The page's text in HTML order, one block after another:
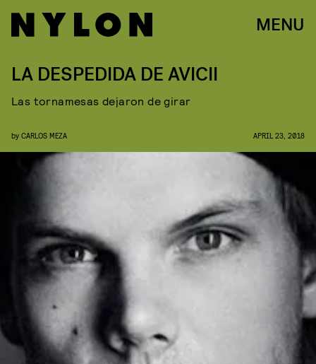
MENU
LA DESPEDIDA DE AVICII
Las tornamesas dejaron de girar
by CARLOS MEZA APRIL 23, 2018